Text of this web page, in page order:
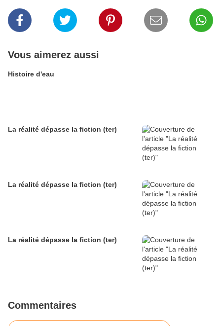
Vous aimerez aussi
Histoire d'eau
La réalité dépasse la fiction (ter)
La réalité dépasse la fiction (ter)
La réalité dépasse la fiction (ter)
Commentaires